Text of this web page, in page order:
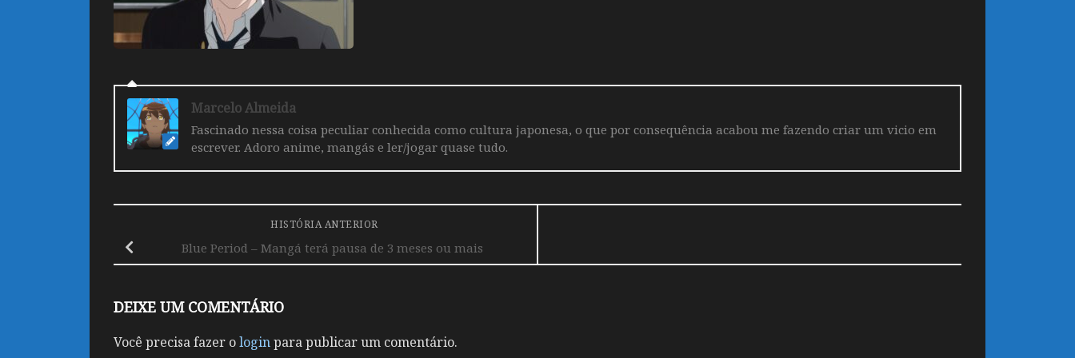
Marcelo Almeida
Fascinado nessa coisa peculiar conhecida como cultura japonesa, o que por consequência acabou me fazendo criar um vicio em
escrever. Adoro anime, mangás e ler/jogar quase tudo.
HISTÓRIA ANTERIOR
Blue Period – Mangá terá pausa de 3 meses ou mais
DEIXE UM COMENTÁRIO
Você precisa fazer ologinpara publicar um comentário.